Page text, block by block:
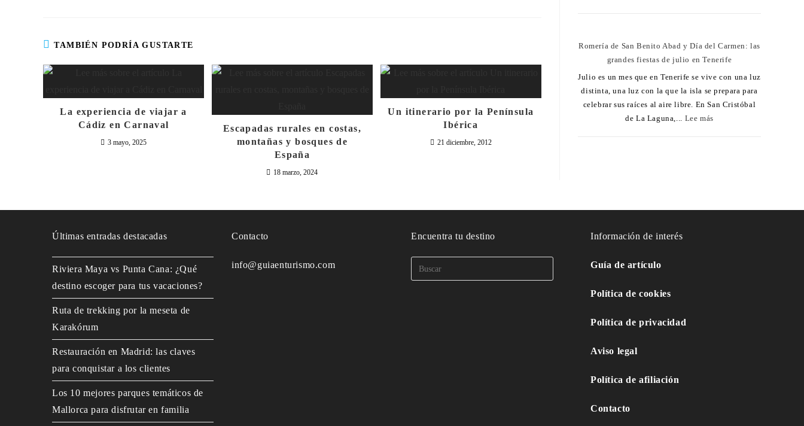
TAMBIÉN PODRÍA GUSTARTE
La experiencia de viajar a
Cádiz en Carnaval
3 mayo, 2025
Escapadas rurales en costas,
montañas y bosques de
España
18 marzo, 2024
Un itinerario por la Península
Ibérica
21 diciembre, 2012
Romería de San Benito Abad y Día del Carmen: las
grandes fiestas de julio en Tenerife
Julio es un mes que en Tenerife se vive con una luz
distinta, una luz con la que la isla se prepara para
celebrar sus raíces al aire libre. En San Cristóbal
de La Laguna,... Lee más
Últimas entradas destacadas
Riviera Maya vs Punta Cana: ¿Qué
destino escoger para tus vacaciones?
Ruta de trekking por la meseta de
Karakórum
Restauración en Madrid: las claves
para conquistar a los clientes
Los 10 mejores parques temáticos de
Mallorca para disfrutar en familia
Contacto
info@guiaenturismo.com
Encuentra tu destino Información de interés
Guía de artículo
Política de cookies
Política de privacidad
Aviso legal
Política de afiliación
Contacto